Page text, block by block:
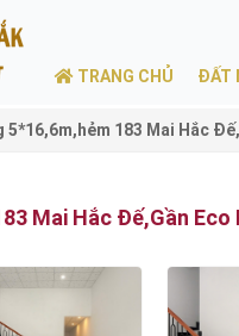
TRANG CHỦ ĐẤT
5*16,6m,hẻm 183 Mai Hắc
Mai Hắc Đế,Gần Eco